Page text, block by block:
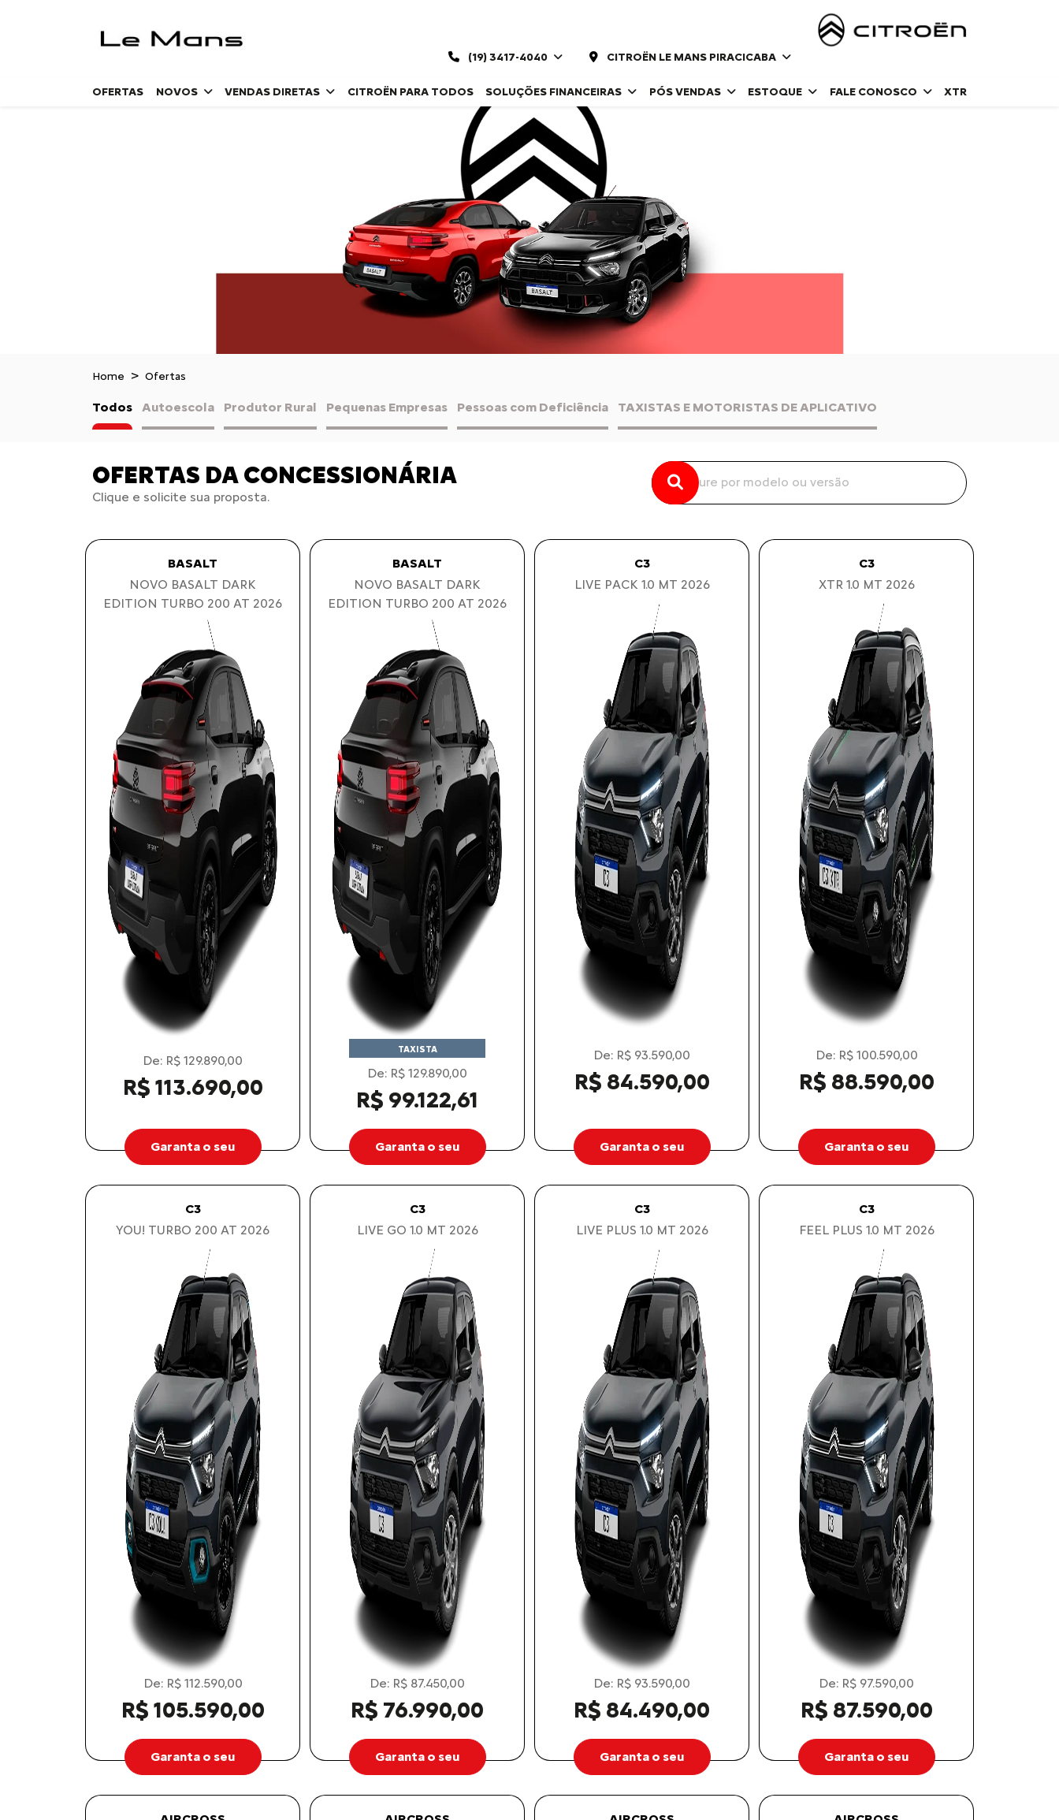
(19) 3417-4040 CITROËN LE MANS PIRACICABA
OFERTAS NOVOS VENDAS DIRETAS CITROËN PARA TODOS SOLUÇÕES FINANCEIRAS PÓS VENDAS ESTOQUE FALE CONOSCO XTR
Home Ofertas
Todos Autoescola Produtor Rural Pequenas Empresas Pessoas com Deficiência TAXISTAS E MOTORISTAS DE APLICATIVO
OFERTAS DA CONCESSIONÁRIA
Clique e solicite sua proposta.
BASALT
NOVO BASALT DARK
EDITION TURBO 200 AT 2026
De: R$ 129.890,00
R$ 113.690,00
Garanta o seu
BASALT
NOVO BASALT DARK
EDITION TURBO 200 AT 2026
TAXISTA
De: R$ 129.890,00
R$ 99.122,61
Garanta o seu
C3
LIVE PACK 1.0 MT 2026
De: R$ 93.590,00
R$ 84.590,00
Garanta o seu
C3
XTR 1.0 MT 2026
De: R$ 100.590,00
R$ 88.590,00
Garanta o seu
C3
YOU! TURBO 200 AT 2026
De: R$ 112.590,00
R$ 105.590,00
Garanta o seu
C3
LIVE GO 1.0 MT 2026
De: R$ 87.450,00
R$ 76.990,00
Garanta o seu
C3
LIVE PLUS 1.0 MT 2026
De: R$ 93.590,00
R$ 84.490,00
Garanta o seu
C3
FEEL PLUS 1.0 MT 2026
De: R$ 97.590,00
R$ 87.590,00
Garanta o seu